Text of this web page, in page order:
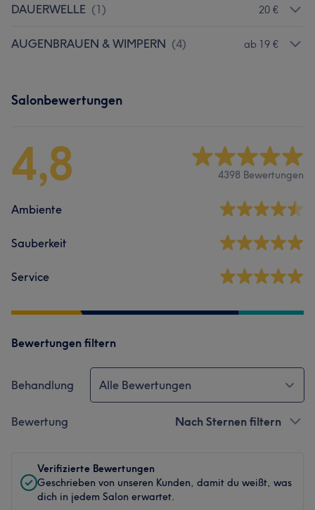
DAUERWELLE (1) 20 €
AUGENBRAUEN & WIMPERN (4) ab 19 €
Salonbewertungen
4,8 4398 Bewertungen
Ambiente
Sauberkeit
Service
Bewertungen filtern
Behandlung Alle Bewertungen
Bewertung Nach Sternen filtern
Verifizierte Bewertungen
Geschrieben von unseren Kunden, damit du weißt, was
dich in jedem Salon erwartet.